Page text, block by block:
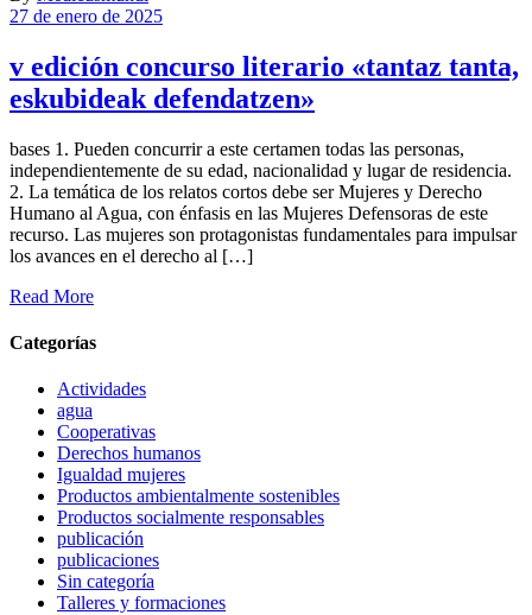
27 de enero de 2025
v edición concurso literario «tantaz tanta,
eskubideak defendatzen»
bases 1. Pueden concurrir a este certamen todas las personas,
independientemente de su edad, nacionalidad y lugar de residencia.
2. La temática de los relatos cortos debe ser Mujeres y Derecho
Humano al Agua, con énfasis en las Mujeres Defensoras de este
recurso. Las mujeres son protagonistas fundamentales para impulsar
los avances en el derecho al […]
Read More
Categorías
Actividades
agua
Cooperativas
Derechos humanos
Igualdad mujeres
Productos ambientalmente sostenibles
Productos socialmente responsables
publicación
publicaciones
Sin categoría
Talleres y formaciones